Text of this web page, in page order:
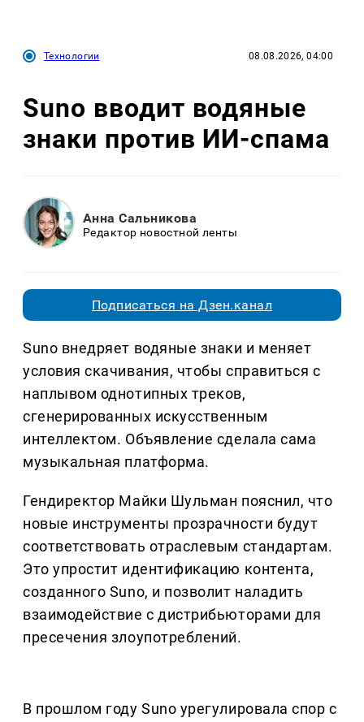
Технологии 08.08.2026, 04:00
Suno вводит водяные
знаки против ИИ-спама
Анна Сальникова
Редактор новостной ленты
Подписаться на Дзен.канал
Suno внедряет водяные знаки и меняет
условия скачивания, чтобы справиться с
наплывом однотипных треков,
сгенерированных искусственным
интеллектом. Объявление сделала сама
музыкальная платформа.
Гендиректор Майки Шульман пояснил, что
новые инструменты прозрачности будут
соответствовать отраслевым стандартам.
Это упростит идентификацию контента,
созданного Suno, и позволит наладить
взаимодействие с дистрибьюторами для
пресечения злоупотреблений.
В прошлом году Suno урегулировала спор с